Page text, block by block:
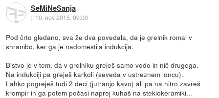
SeMiNeSanja
:: 10. nov 2015, 09:00
Pod črto gledano, sva že dva povedala, da je grelnik romal v
shrambo, ker ga je nadomestila indukcija.
Bistvo je v tem, da v grelniku greješ samo vodo in nič drugega.
Na indukciji pa greješ karkoli (seveda v ustreznem loncu).
Lahko pogreješ tudi 2 deci (jutranjo kavo) ali pa na hitro zavreš
krompir in ga potem počasi naprej kuhaš na steklokeramiki...